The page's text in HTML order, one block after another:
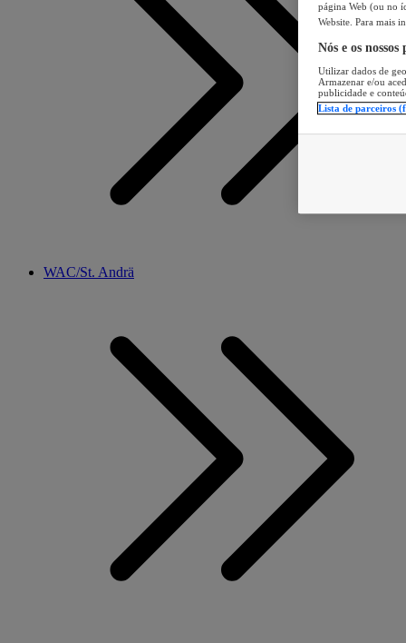
WAC/St. Andrä
página Web (ou no
Website. Para mais
Nós e os
Utilizar dados de
Armazenar e/ou
publicidade e
Lista de parceiros